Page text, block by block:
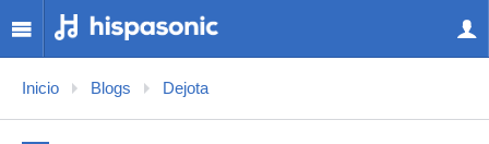
Inicio Blogs Dejota